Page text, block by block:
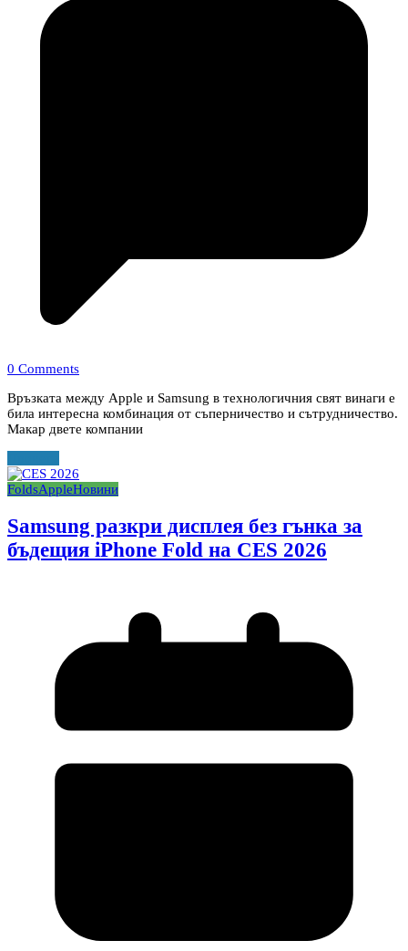
0 Comments
Връзката между Apple и Samsung в технологичния свят винаги е
била интересна комбинация от съперничество и сътрудничество.
Макар двете компании
FoldsAppleНовини
Samsung разкри дисплея без гънка за
бъдещия iPhone Fold на CES 2026